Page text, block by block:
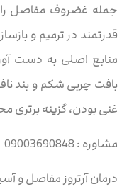
جمله غضروف مفاصل را
قدرتمند در ترمیم و
منابع اصلی به دست
بافت چربی شکم و بند
غنی بودن، گزینه
مشاوره : 09003690848
درمان آرتروز مفاصل و